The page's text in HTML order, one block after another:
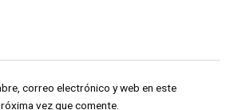
correo electrónico y web en este
vez que comente.